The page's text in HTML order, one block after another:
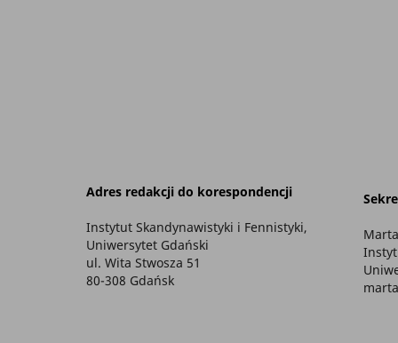
Adres redakcji do korespondencji
Instytut Skandynawistyki i Fennistyki,
Uniwersytet Gdański
ul. Wita Stwosza 51
80-308 Gdańsk